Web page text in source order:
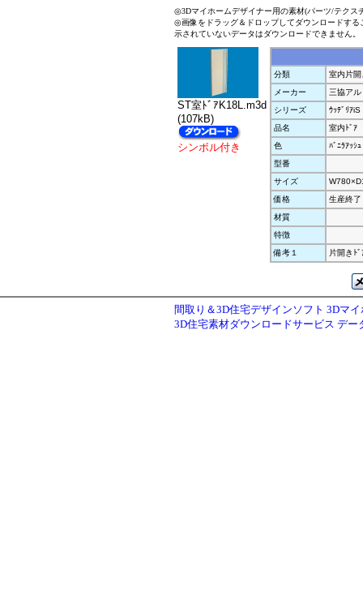
◎3Dマイホームデザイナー用の素材(パーツ/テクス
◎画像をドラッグ＆ドロップしてダウンロードす
示されていないデータはダウンロードできません。
ST室ﾄﾞｱK18L.m3d
(107kB)
シンボル付き
分類
室内片開
メーカー
三協アル
シリーズ
ｳｯﾃﾞﾘｱiS
品名
室内ﾄﾞｱ
色
ﾊﾞﾆﾗｱｯｼｭ
型番
サイズ
価格
生産終了
材質
特徴
備考１
片開きﾄ
間取り＆3D住宅デザインソフト 3Dマ
3D住宅素材ダウンロードサービス デー